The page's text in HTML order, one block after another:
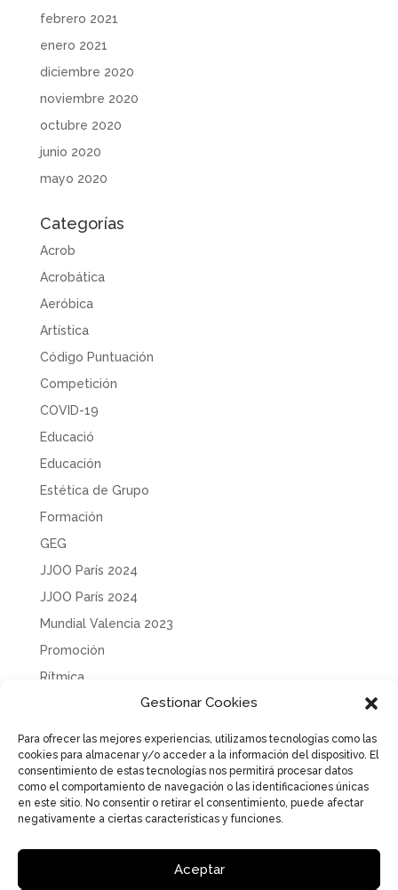
Gestionar Cookies
Para ofrecer las mejores experiencias, utilizamos tecnologías como las
cookies para almacenar y/o acceder a la información del dispositivo. El
consentimiento de estas tecnologías nos permitirá procesar datos
como el comportamiento de navegación o las identificaciones únicas
en este sitio. No consentir o retirar el consentimiento, puede afectar
negativamente a ciertas características y funciones.
Aceptar
febrero 2021
enero 2021
diciembre 2020
noviembre 2020
octubre 2020
junio 2020
mayo 2020
Categorías
Acrob
Acrobática
Aeróbica
Artística
Código Puntuación
Competición
COVID-19
Educació
Educación
Estética de Grupo
Formación
GEG
JJOO París 2024
JJOO París 2024
Mundial Valencia 2023
Promoción
Rítmica
Tecnificación
Uncategorized
Política de Privacidad